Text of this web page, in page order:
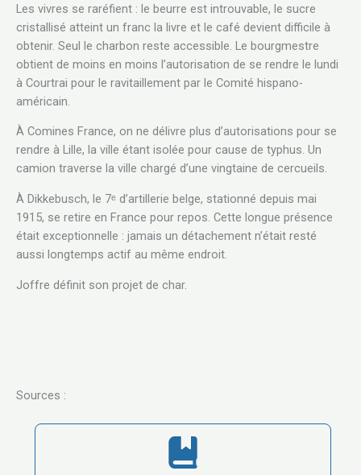
Les vivres se raréfient : le beurre est introuvable, le sucre
cristallisé atteint un franc la livre et le café devient difficile à
obtenir. Seul le charbon reste accessible. Le bourgmestre
obtient de moins en moins l’autorisation de se rendre le lundi
à Courtrai pour le ravitaillement par le Comité hispano-
américain.
À Comines France, on ne délivre plus d’autorisations pour se
rendre à Lille, la ville étant isolée pour cause de typhus. Un
camion traverse la ville chargé d’une vingtaine de cercueils.
À Dikkebusch, le 7ᵉ d’artillerie belge, stationné depuis mai
1915, se retire en France pour repos. Cette longue présence
était exceptionnelle : jamais un détachement n’était resté
aussi longtemps actif au même endroit.
Joffre définit son projet de char.
Sources :